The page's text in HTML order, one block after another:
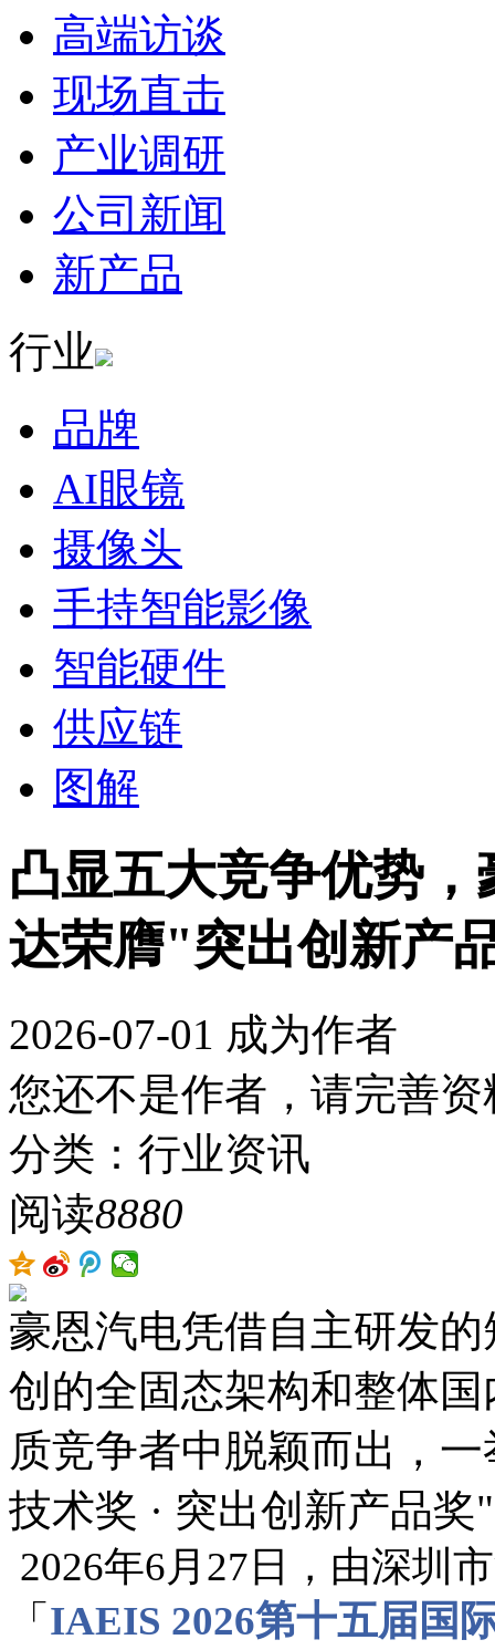
高端访谈
现场直击
产业调研
公司新闻
新产品
行业
品牌
AI眼镜
摄像头
手持智能影像
智能硬件
供应链
图解
凸显五大竞争优势
达荣膺"突出创新产
2026-07-01 成为作者
您还不是作者，请完善资
分类：行业资讯
阅读8880
豪恩汽电凭借自主研发
创的全固态架构和整体
质竞争者中脱颖而出，
技术奖 · 突出创新产品奖
2026年6月27日，由深圳
「 IAEIS 2026第十五届国